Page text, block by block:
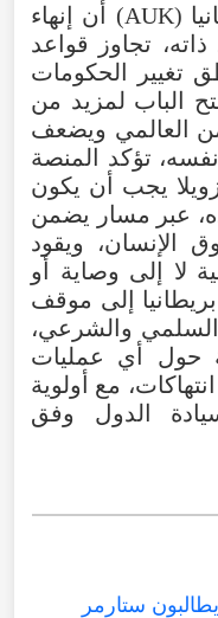
وترى منصة العرب في بريطانيا (AUK) أن إنهاء
ذاته، تجاوز قواعد
تغيير الحكومات
الباب لمزيد من
العالمي ويضعف
تؤكد المنصة
يجب أن يكون
عبر مسار يضمن
الإنسان، ويقود
لا إلى وصاية أو
إلى موقف
والشرعي،
حول أي عمليات
مع أولوية
الدول وفق
ستارمر